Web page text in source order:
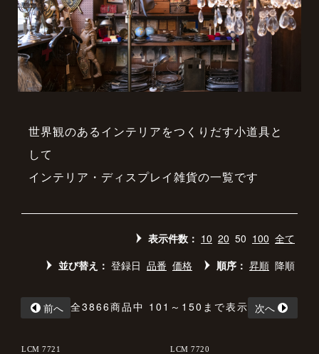
世界観のあるインテリアをつくりだす小道具と
して
インテリア・ディスプレイ雑貨の一覧です
表示件数： 10 20 50 100 全て
並び替え： 登録日 品番 価格 順序： 昇順 降順
全3866商品中 101～150まで表示
前へ 次へ
LCM 7721 LCM 7720